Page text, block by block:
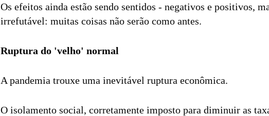
Os efeitos ainda estão sendo sentidos - negativos e positivos,
irrefutável: muitas coisas não serão como antes.
Ruptura do 'velho' normal
A pandemia trouxe uma inevitável ruptura econômica.
O isolamento social, corretamente imposto para diminuir as